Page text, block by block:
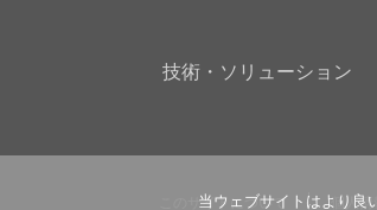
当ウェブサイトはより良
技術・ソリューション
このサイトについて 個人